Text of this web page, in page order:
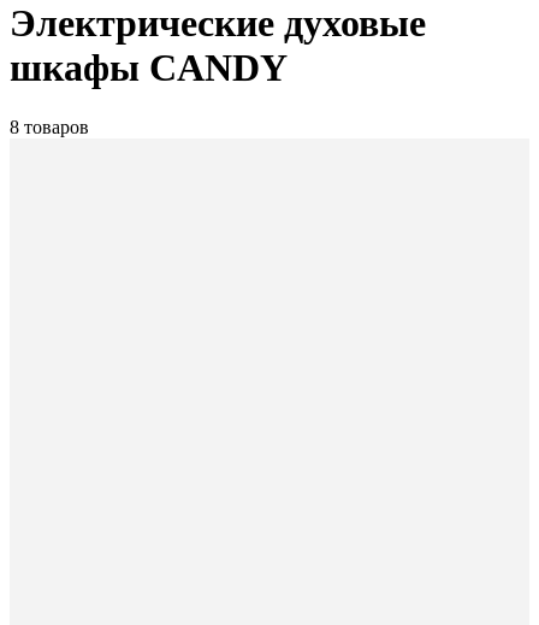
Электрические духовые
шкафы CANDY
8 товаров